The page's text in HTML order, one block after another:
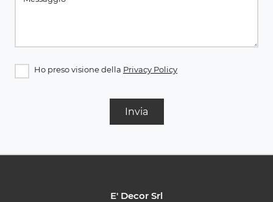
Ho preso visione della Privacy Policy
Invia
E' Decor Srl